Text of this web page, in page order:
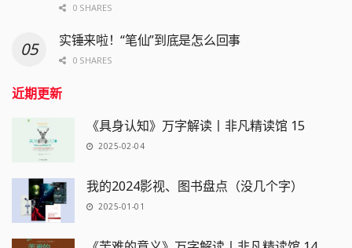
0 SHARES
实锤来啦！“笔仙”到底是怎么回事
0 SHARES
近期更新
《具身认知》万字解读丨非凡精读馆 15
2025-02-04
我的2024影视、图书盘点（没几个字）
2025-01-01